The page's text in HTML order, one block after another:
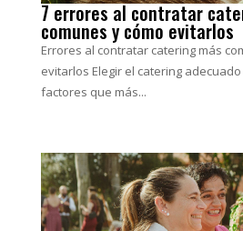
7 errores al contratar
comunes y cómo evitarlos
Errores al contratar catering más
evitarlos Elegir el catering
factores que más...